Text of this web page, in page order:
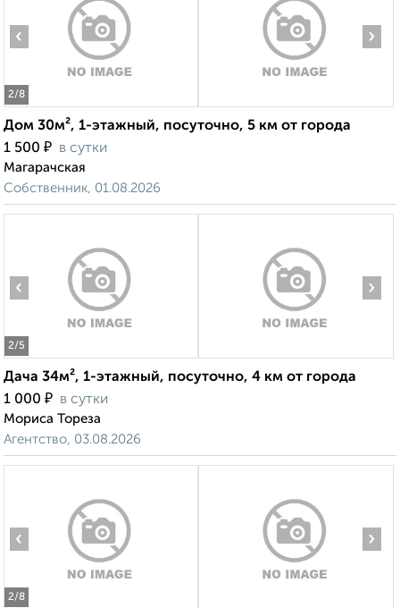
2/8
‹ ›
Дом 30м², 1-этажный, посуточно, 5 км от города
1 500 ₽ в сутки
Магарачская
Собственник, 01.08.2026
2/5
‹ ›
Дача 34м², 1-этажный, посуточно, 4 км от города
1 000 ₽ в сутки
Мориса Тореза
Агентство, 03.08.2026
2/8
‹ ›